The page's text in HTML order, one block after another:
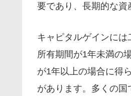
要であり、長期的な資
キャピタルゲインに
所有期間が1年未満の
が1年以上の場合に得
があります。多くの